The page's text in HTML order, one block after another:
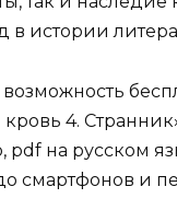
в истории
4.
pdf на русском
смартфонов и